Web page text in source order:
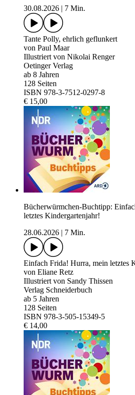
30.08.2026
7 Min.
Tante Polly, ehrlich geflunkert
von Paul Maar
Illustriert von Nikolai Renger
Oetinger Verlag
ab 8 Jahren
128 Seiten
ISBN 978-3-7512-0297-8
€ 15,00
Bücherwürmchen-Buchtipp:
letztes Kindergartenjahr!
28.06.2026
7 Min.
Einfach Frida! Hurra, mein letztes
von Eliane Retz
Illustriert von Sandy Thissen
Verlag Schneiderbuch
ab 5 Jahren
128 Seiten
ISBN 978-3-505-15349-5
€ 14,00